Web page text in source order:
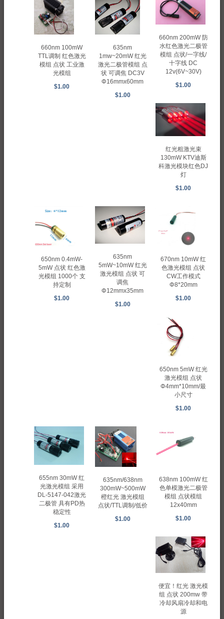
660nm 100mW
TTL调制 红色激光
模组 点状 工业激
光模组
$1.00
635nm
1mw~20mW 红光
激光二极管模组 点
状 可调焦 DC3V
Φ16mmx60mm
$1.00
660nm 200mW 防
水红色激光二极管
模组 点状/一字线/
十字线 DC
12v(6V~30V)
$1.00
红光粗激光束
130mW KTV迪斯
科激光模块红色DJ
灯
$1.00
650nm 0.4mW-
5mW 点状 红色激
光模组 1000个 支
持定制
$1.00
635nm
5mW~10mW 红光
激光模组 点状 可
调焦
Φ12mmx35mm
$1.00
670nm 10mW 红
色激光模组 点状
CW工作模式
Φ8*20mm
$1.00
650nm 5mW 红光
激光模组 点状
Φ4mm*10mm/最
小尺寸
$1.00
655nm 30mW 红
光激光模组 采用
DL-5147-042激光
二极管 具有PD热
稳定性
$1.00
635nm/638nm
300mW~500mW
橙红光 激光模组
点状/TTL调制/低价
$1.00
638nm 100mW 红
色单模激光二极管
模组 点状模组
12x40mm
$1.00
便宜！红光 激光模
组 点状 200mw 带
冷却风扇冷却和电
源